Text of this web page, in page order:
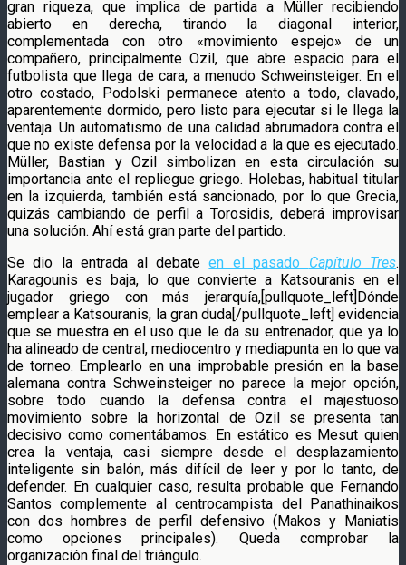
gran riqueza, que implica de partida a Müller recibiendo
abierto en derecha, tirando la diagonal interior,
complementada con otro «movimiento espejo» de un
compañero, principalmente Ozil, que abre espacio para el
futbolista que llega de cara, a menudo Schweinsteiger. En el
otro costado, Podolski permanece atento a todo, clavado,
aparentemente dormido, pero listo para ejecutar si le llega la
ventaja. Un automatismo de una calidad abrumadora contra el
que no existe defensa por la velocidad a la que es ejecutado.
Müller, Bastian y Ozil simbolizan en esta circulación su
importancia ante el repliegue griego. Holebas, habitual titular
en la izquierda, también está sancionado, por lo que Grecia,
quizás cambiando de perfil a Torosidis, deberá improvisar
una solución. Ahí está gran parte del partido.
Se dio la entrada al debateen el pasado Capítulo Tres.
Karagounis es baja, lo que convierte a Katsouranis en el
jugador griego con más jerarquía,[pullquote_left]Dónde
emplear a Katsouranis, la gran duda[/pullquote_left] evidencia
que se muestra en el uso que le da su entrenador, que ya lo
ha alineado de central, mediocentro y mediapunta en lo que va
de torneo. Emplearlo en una improbable presión en la base
alemana contra Schweinsteiger no parece la mejor opción,
sobre todo cuando la defensa contra el majestuoso
movimiento sobre la horizontal de Ozil se presenta tan
decisivo como comentábamos. En estático es Mesut quien
crea la ventaja, casi siempre desde el desplazamiento
inteligente sin balón, más difícil de leer y por lo tanto, de
defender. En cualquier caso, resulta probable que Fernando
Santos complemente al centrocampista del Panathinaikos
con dos hombres de perfil defensivo (Makos y Maniatis
como opciones principales). Queda comprobar la
organización final del triángulo.